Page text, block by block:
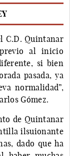
C.D. Quintanar
al inicio
si bien
pasada, ya
normalidad”,
Gómez.
de Quintanar
ilsuionante
dado que ha